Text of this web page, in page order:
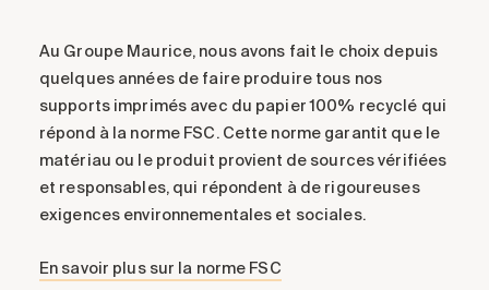
Au Groupe Maurice, nous avons fait le choix depuis
quelques années de faire produire tous nos
supports imprimés avec du papier 100% recyclé qui
répond à la norme FSC. Cette norme garantit que le
matériau ou le produit provient de sources vérifiées
et responsables, qui répondent à de rigoureuses
exigences environnementales et sociales.
En savoir plus sur la norme FSC